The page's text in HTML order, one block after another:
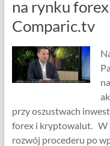
na rynku
Comparic.tv
przy oszustwach
forex i kryptowalut. W
rozwój procederu po